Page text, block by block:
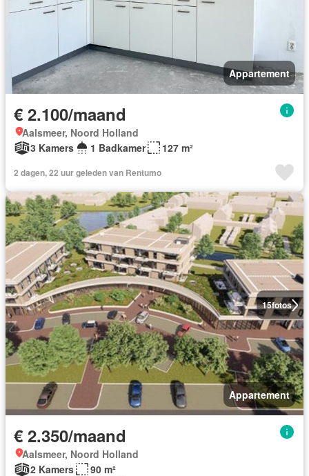
Appartement
€ 2.100/maand
Aalsmeer, Noord Holland
3 Kamers
1 Badkamer 127 m²
2 dagen, 22 uur geleden van Rentumo
15fotos
Appartement
€ 2.350/maand
Aalsmeer, Noord Holland
2 Kamers
90 m²